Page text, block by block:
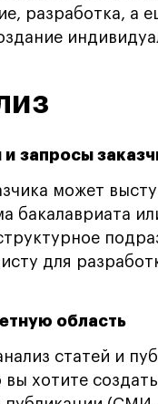
разработка,
запросы
может
бакалавриата
для
область
статей и
хотите